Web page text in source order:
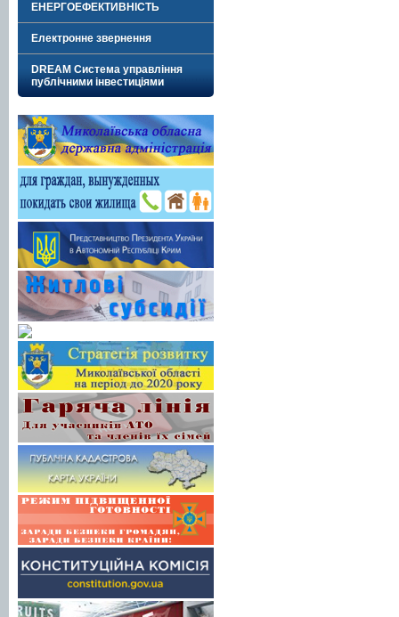
ЕНЕРГОЕФЕКТИВНІСТЬ
Електронне звернення
DREAM Система управління
публічними інвестиціями